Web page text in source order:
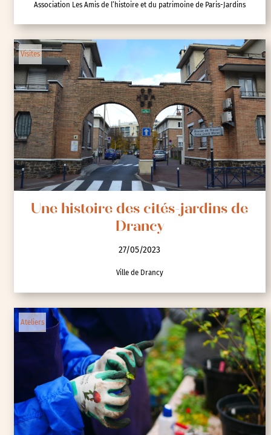
Association Les Amis de l’histoire et du patrimoine de Paris-Jardins
Visites
Une histoire des cités-jardins de
Drancy
27/05/2023
Ville de Drancy
Ateliers